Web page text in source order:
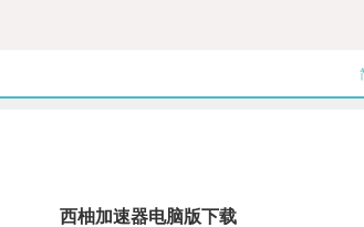
西柚加速器电脑版下载